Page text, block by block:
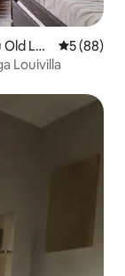
Lou
5 (88)
Louivilla
gostov«